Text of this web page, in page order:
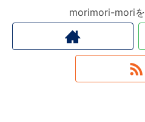
morimori-mori